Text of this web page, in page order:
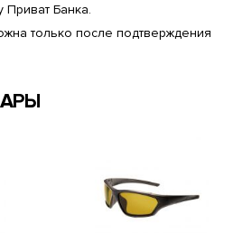
Приват Банка.
только после подтверждения